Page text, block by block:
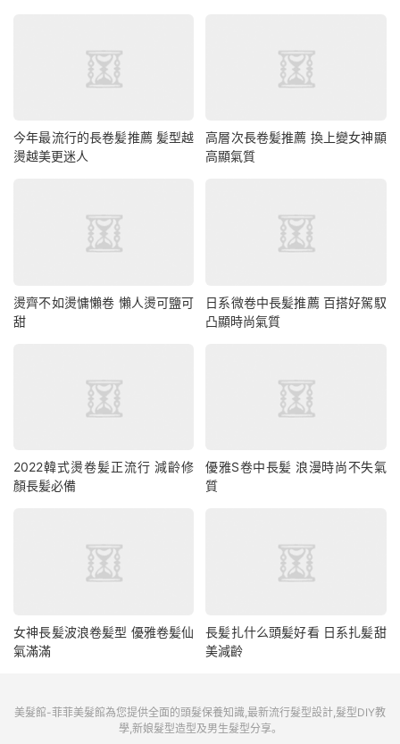
今年最流行的長卷髪推薦 髪型越
燙越美更迷人
高層次長卷髪推薦 換上變女神顯
高顯氣質
燙齊不如燙慵懶卷 懶人燙可鹽可
甜
日系微卷中長髪推薦 百搭好駕馭
凸顯時尚氣質
2022韓式燙卷髪正流行 減齡修
顏長髪必備
優雅S卷中長髪 浪漫時尚不失氣
質
女神長髪波浪卷髪型 優雅卷髪仙
氣滿滿
長髪扎什么頭髪好看 日系扎髪甜
美減齡
美髮館-菲菲美髮館為您提供全面的頭髮保養知識,最新流行髮型設計,髮型DIY教
學,新娘髮型造型及男生髮型分享。